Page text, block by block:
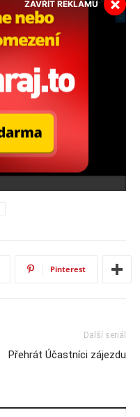
ZAVŘÍT REKLAMU
Pinterest
Další seriál
Přehrát Účastníci zájezdu